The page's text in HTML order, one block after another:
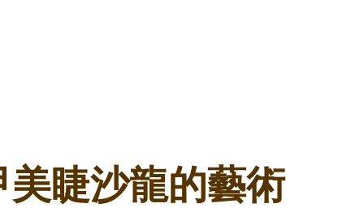
睫沙龍的藝術